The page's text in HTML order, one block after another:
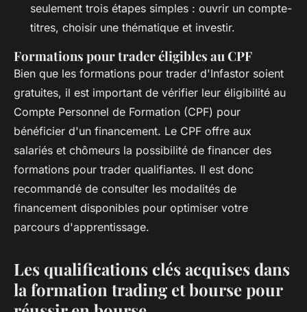
seulement trois étapes simples : ouvrir un compte-
titres, choisir une thématique et investir. ​
Formations pour trader éligibles au CPF
Bien que les formations pour trader d'Infastor soient
gratuites, il est important de vérifier leur éligibilité au
Compte Personnel de Formation (CPF) pour
bénéficier d'un financement. Le CPF offre aux
salariés et chômeurs la possibilité de financer des
formations pour trader qualifiantes. Il est donc
recommandé de consulter les modalités de
financement disponibles pour optimiser votre
parcours d'apprentissage.
Les qualifications clés acquises dans
la formation trading et bourse pour